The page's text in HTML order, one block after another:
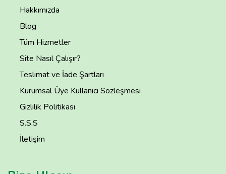
Hakkımızda
Blog
Tüm Hizmetler
Site Nasıl Çalışır?
Teslimat ve İade Şartları
Kurumsal Üye Kullanıcı Sözleşmesi
Gizlilik Politikası
S.S.S
İletişim